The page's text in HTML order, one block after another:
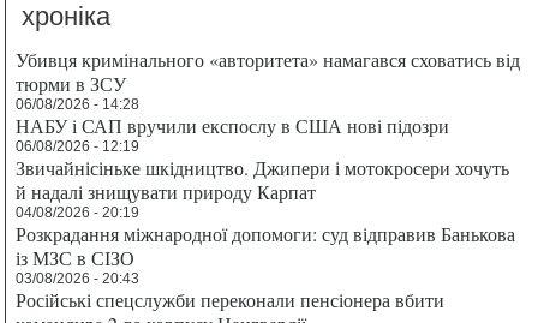
хроніка
Убивця кримінального «авторитета» намагався сховатись від
тюрми в ЗСУ
06/08/2026 - 14:28
НАБУ і САП вручили експослу в США нові підозри
06/08/2026 - 12:19
Звичайнісіньке шкідництво. Джипери і мотокросери хочуть
й надалі знищувати природу Карпат
04/08/2026 - 20:19
Розкрадання міжнародної допомоги: суд відправив Банькова
із МЗС в СІЗО
03/08/2026 - 20:43
Російські спецслужби переконали пенсіонера вбити